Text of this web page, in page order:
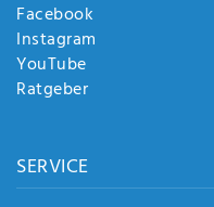
Facebook
Instagram
YouTube
Ratgeber
SERVICE